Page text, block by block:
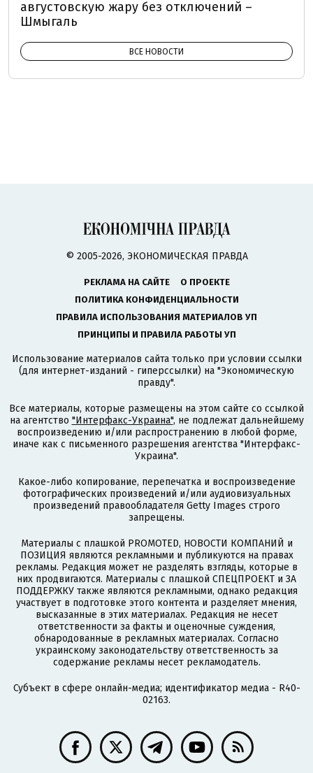
августовскую жару без отключений –
Шмыгаль
ВСЕ НОВОСТИ
© 2005-2026, ЭКОНОМИЧЕСКАЯ ПРАВДА
РЕКЛАМА НА САЙТЕ
О ПРОЕКТЕ
ПОЛИТИКА КОНФИДЕНЦИАЛЬНОСТИ
ПРАВИЛА ИСПОЛЬЗОВАНИЯ МАТЕРИАЛОВ УП
ПРИНЦИПЫ И ПРАВИЛА РАБОТЫ УП
Использование материалов сайта только при условии ссылки
(для интернет-изданий - гиперссылки) на "Экономическую
правду".
Все материалы, которые размещены на этом сайте со ссылкой
на агентство "Интерфакс-Украина", не подлежат дальнейшему
воспроизведению и/или распространению в любой форме,
иначе как с письменного разрешения агентства "Интерфакс-
Украина".
Какое-либо копирование, перепечатка и воспроизведение
фотографических произведений и/или аудиовизуальных
произведений правообладателя Getty Images строго
запрещены.
Материалы с плашкой PROMOTED, НОВОСТИ КОМПАНИЙ и
ПОЗИЦИЯ являются рекламными и публикуются на правах
рекламы. Редакция может не разделять взгляды, которые в
них продвигаются. Материалы с плашкой СПЕЦПРОЕКТ и ЗА
ПОДДЕРЖКУ также являются рекламными, однако редакция
участвует в подготовке этого контента и разделяет мнения,
высказанные в этих материалах. Редакция не несет
ответственности за факты и оценочные суждения,
обнародованные в рекламных материалах. Согласно
украинскому законодательству ответственность за
содержание рекламы несет рекламодатель.
Субъект в сфере онлайн-медиа; идентификатор медиа - R40-
02163.